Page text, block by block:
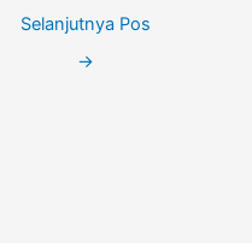
Selanjutnya Pos
→